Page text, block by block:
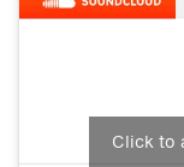
Click to